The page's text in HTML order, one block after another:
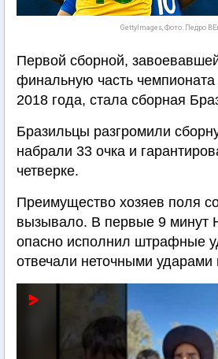
GettyImages, Фото: Педро
Первой сборной,
финальную часть
2018 года, стала сборная
Бразильцы разгромили
набрали 33 очка и
четверке.
Преимущество хозяев поля
вызывало. В первые 9 минут
опасно исполнил штрафные
отвечали неточными ударами